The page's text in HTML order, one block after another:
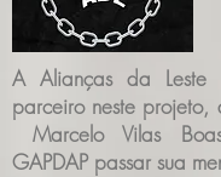
A Alianças da Leste
parceiro neste
Marcelo Vilas
GAPDAP passar sua